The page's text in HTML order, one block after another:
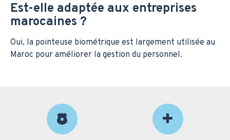
Est-elle adaptée aux entreprises
marocaines ?
Oui, la pointeuse biométrique est largement utilisée au
Maroc pour améliorer la gestion du personnel.